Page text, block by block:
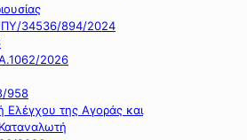
34536/894/2024
2026
958
Ελέγχου της Αγοράς και